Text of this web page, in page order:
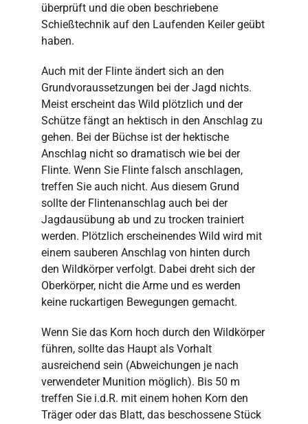
überprüft und die oben beschriebene
Schießtechnik auf den Laufenden Keiler geübt
haben.
Auch mit der Flinte ändert sich an den
Grundvoraussetzungen bei der Jagd nichts.
Meist erscheint das Wild plötzlich und der
Schütze fängt an hektisch in den Anschlag zu
gehen. Bei der Büchse ist der hektische
Anschlag nicht so dramatisch wie bei der
Flinte. Wenn Sie Flinte falsch anschlagen,
treffen Sie auch nicht. Aus diesem Grund
sollte der Flintenanschlag auch bei der
Jagdausübung ab und zu trocken trainiert
werden. Plötzlich erscheinendes Wild wird mit
einem sauberen Anschlag von hinten durch
den Wildkörper verfolgt. Dabei dreht sich der
Oberkörper, nicht die Arme und es werden
keine ruckartigen Bewegungen gemacht.
Wenn Sie das Korn hoch durch den Wildkörper
führen, sollte das Haupt als Vorhalt
ausreichend sein (Abweichungen je nach
verwendeter Munition möglich). Bis 50 m
treffen Sie i.d.R. mit einem hohen Korn den
Träger oder das Blatt, das beschossene Stück